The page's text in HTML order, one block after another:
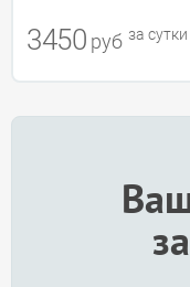
3450 руб за сутки